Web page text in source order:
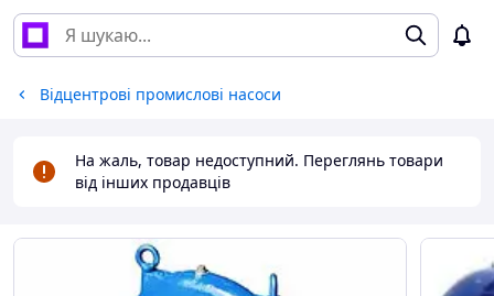
Відцентрові промислові насоси
На жаль, товар недоступний. Переглянь товари
від інших продавців